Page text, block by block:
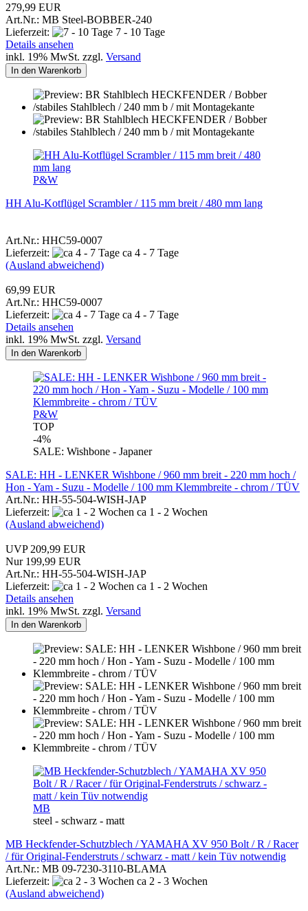
279,99 EUR
Art.Nr.: MB Steel-BOBBER-240
Lieferzeit:
7 - 10 Tage
Details ansehen
inkl. 19% MwSt. zzgl. Versand
In den Warenkorb
P&W
HH Alu-Kotflügel Scrambler / 115 mm breit / 480 mm lang
Art.Nr.: HHC59-0007
Lieferzeit:
ca 4 - 7 Tage
(Ausland abweichend)
69,99 EUR
Art.Nr.: HHC59-0007
Lieferzeit:
ca 4 - 7 Tage
Details ansehen
inkl. 19% MwSt. zzgl. Versand
In den Warenkorb
P&W
TOP
-4%
SALE: Wishbone - Japaner
SALE: HH - LENKER Wishbone / 960 mm breit - 220 mm hoch /
Hon - Yam - Suzu - Modelle / 100 mm Klemmbreite - chrom / TÜV
Art.Nr.: HH-55-504-WISH-JAP
Lieferzeit:
ca 1 - 2 Wochen
(Ausland abweichend)
UVP 209,99 EUR
Nur 199,99 EUR
Art.Nr.: HH-55-504-WISH-JAP
Lieferzeit:
ca 1 - 2 Wochen
Details ansehen
inkl. 19% MwSt. zzgl. Versand
In den Warenkorb
MB
steel - schwarz - matt
MB Heckfender-Schutzblech / YAMAHA XV 950 Bolt / R / Racer
/ für Original-Fenderstruts / schwarz - matt / kein Tüv notwendig
Art.Nr.: MB 09-7230-3110-BLAMA
Lieferzeit:
ca 2 - 3 Wochen
(Ausland abweichend)